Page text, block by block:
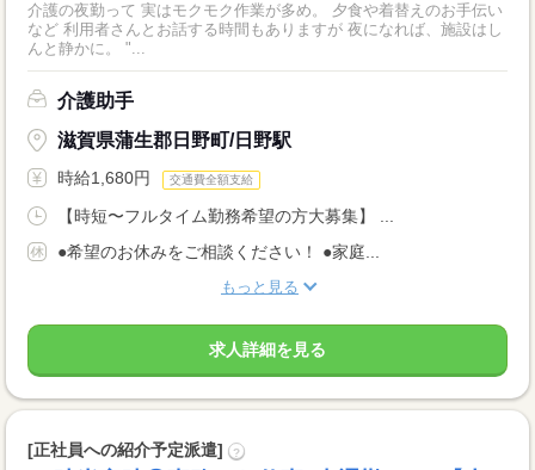
介護の夜勤って 実はモクモク作業が多め。 夕食や着替えのお手伝い
など 利用者さんとお話する時間もありますが 夜になれば、施設はし
んと静かに。 "...
介護助手
滋賀県蒲生郡日野町/日野駅
時給1,680円 交通費全額支給
【時短〜フルタイム勤務希望の方大募集】 ...
●希望のお休みをご相談ください！ ●家庭...
もっと見る
求人詳細を見る
[正社員への紹介予定派遣] ?